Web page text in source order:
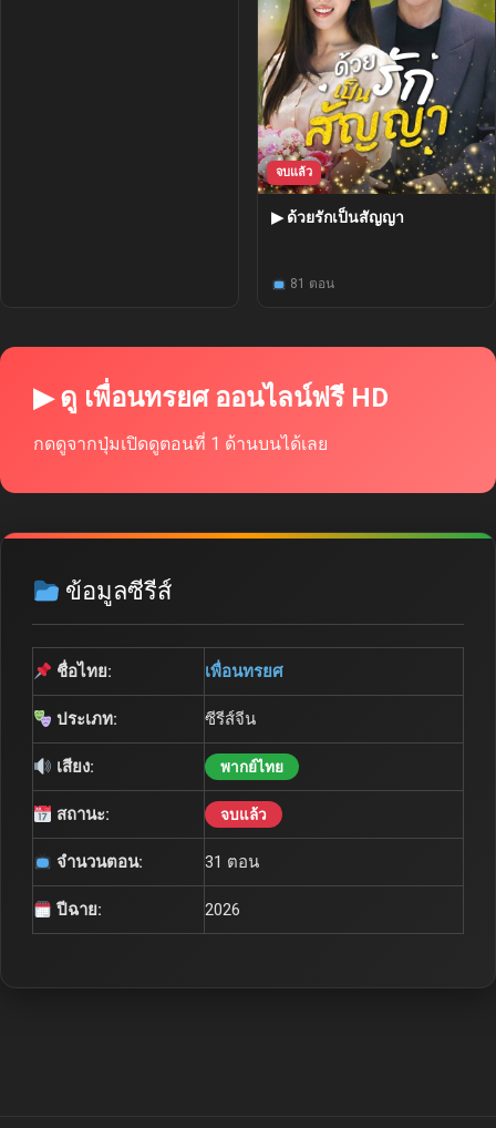
จบแล้ว
▶ ด้วยรักเป็นสัญญา
81 ตอน
▶ ดู เพื่อนทรยศ ออนไลน์ฟรี HD
กดดูจากปุ่มเปิดดูตอนที่ 1 ด้านบนได้เลย
ข้อมูลซีรีส์
ชื่อไทย: เพื่อนทรยศ
ประเภท: ซีรีส์จีน
เสียง: พากย์ไทย
สถานะ: จบแล้ว
จำนวนตอน: 31 ตอน
ปีฉาย: 2026